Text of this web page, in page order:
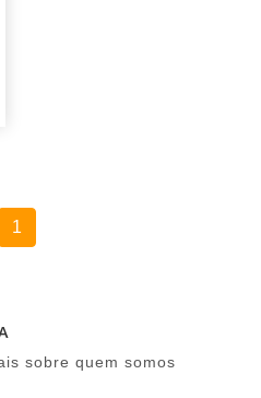
1
sobre quem somos